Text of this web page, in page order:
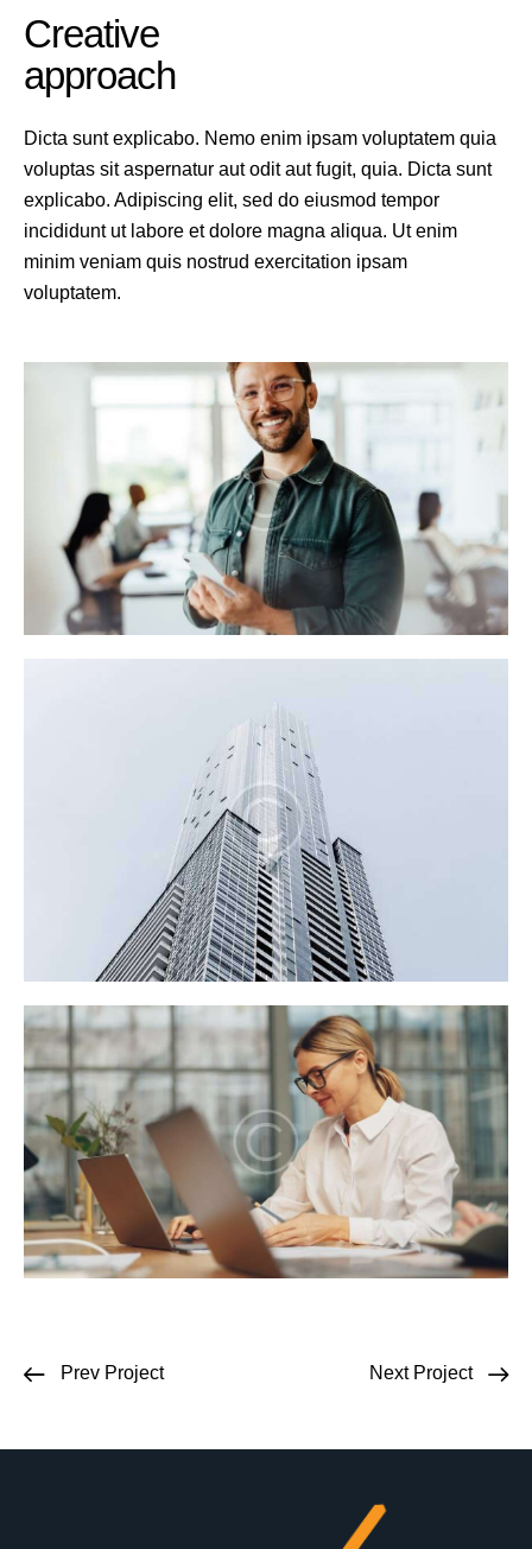
Creative
approach
Dicta sunt explicabo. Nemo enim ipsam voluptatem quia
voluptas sit aspernatur aut odit aut fugit, quia. Dicta sunt
explicabo. Adipiscing elit, sed do eiusmod tempor
incididunt ut labore et dolore magna aliqua. Ut enim
minim veniam quis nostrud exercitation ipsam
voluptatem.
Prev Project Next Project